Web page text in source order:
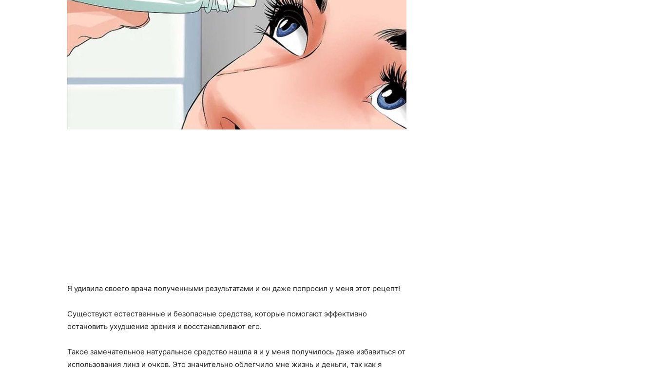
Я удивила своего врача полученными результатами и он даже попросил у меня этот рецепт!
Существуют естественные и безопасные средства, которые помогают эффективно
остановить ухудшение зрения и восстанавливают его.
Такое замечательное натуральное средство нашла я и у меня получилось даже избавиться от
использования линз и очков. Это значительно облегчило мне жизнь и деньги, так как я